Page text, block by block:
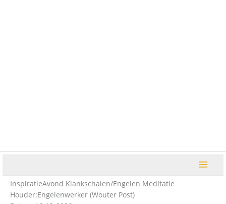
InspiratieAvond Klankschalen/Engelen Meditatie
Houder:Engelenwerker (Wouter Post)